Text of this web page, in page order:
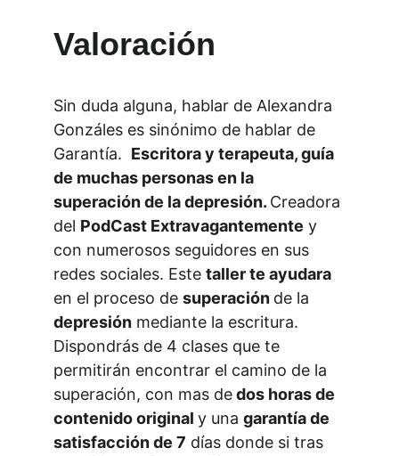
Valoración
Sin duda alguna, hablar de Alexandra
Gonzáles es sinónimo de hablar de
Garantía. Escritora y terapeuta, guía
de muchas personas en la
superación de la depresión. Creadora
del PodCast Extravagantemente y
con numerosos seguidores en sus
redes sociales. Este taller te ayudara
en el proceso de superación de la
depresión mediante la escritura.
Dispondrás de 4 clases que te
permitirán encontrar el camino de la
superación, con mas de dos horas de
contenido original y una garantía de
satisfacción de 7 días donde si tras